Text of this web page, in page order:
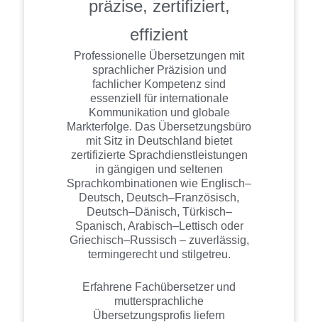
präzise, zertifiziert,
effizient
Professionelle Übersetzungen mit
sprachlicher Präzision und
fachlicher Kompetenz sind
essenziell für internationale
Kommunikation und globale
Markterfolge. Das Übersetzungsbüro
mit Sitz in Deutschland bietet
zertifizierte Sprachdienstleistungen
in gängigen und seltenen
Sprachkombinationen wie Englisch–
Deutsch, Deutsch–Französisch,
Deutsch–Dänisch, Türkisch–
Spanisch, Arabisch–Lettisch oder
Griechisch–Russisch – zuverlässig,
termingerecht und stilgetreu.
Erfahrene Fachübersetzer und
muttersprachliche
Übersetzungsprofis liefern